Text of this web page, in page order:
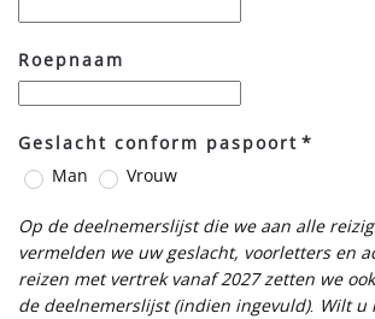
Roepnaam
Geslacht conform paspoort *
Man
Vrouw
Op de deelnemerslijst die we aan alle
vermelden we uw geslacht, voorletters en
reizen met vertrek vanaf 2027 zetten we
de deelnemerslijst (indien ingevuld). Wilt u